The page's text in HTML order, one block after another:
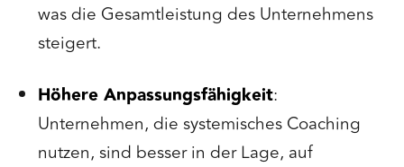
was die Gesamtleistung des Unternehmens
steigert.
Höhere Anpassungsfähigkeit:
Unternehmen, die systemisches Coaching
nutzen, sind besser in der Lage, auf